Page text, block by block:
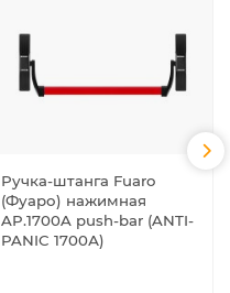
Ручка-штанга Fuaro
(Фуаро) нажимная
AP.1700A push-bar (ANTI-
PANIC 1700А)